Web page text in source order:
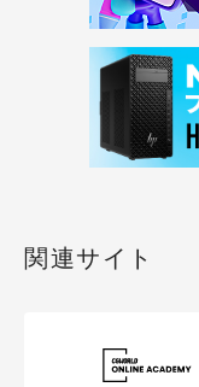
関連サイト